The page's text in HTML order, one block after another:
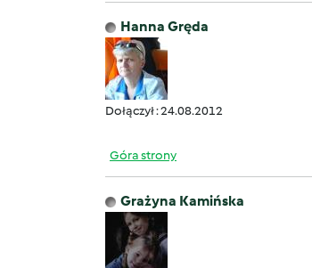
Hanna Gręda
Dołączył : 24.08.2012
Góra strony
Grażyna Kamińska